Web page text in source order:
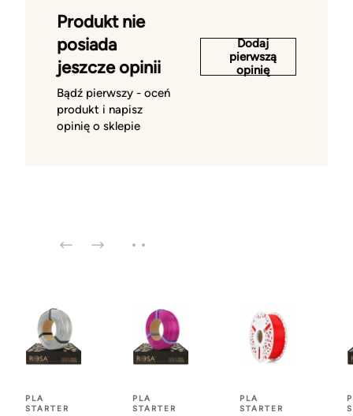
Produkt nie
posiada
jeszcze opinii
Bądź pierwszy - oceń
produkt i napisz
opinię o sklepie
Dodaj
pierwszą
opinię
PLA
STARTER
PLA
STARTER
PLA
STARTER